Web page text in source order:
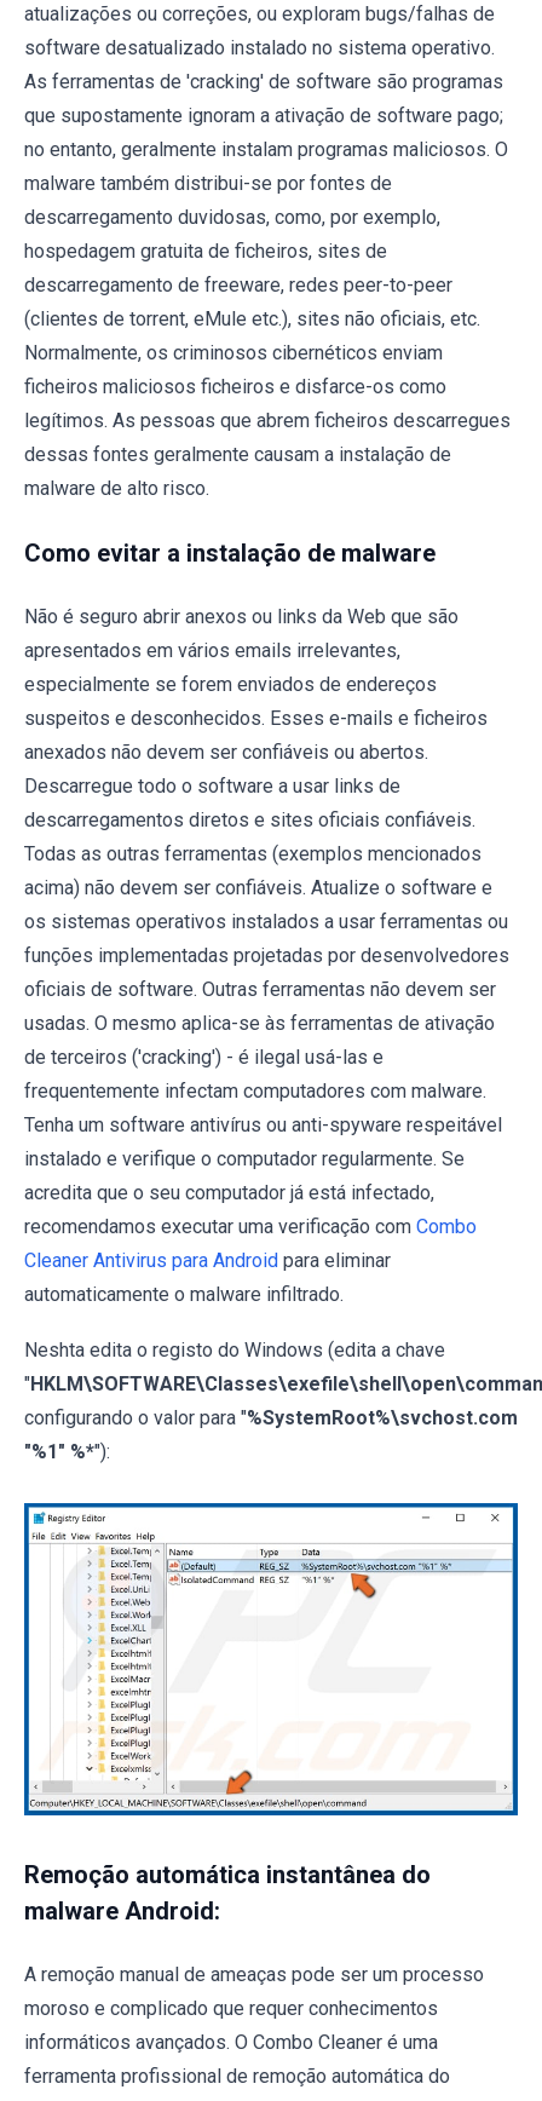
atualizações ou correções, ou exploram bugs/falhas de
software desatualizado instalado no sistema operativo.
As ferramentas de 'cracking' de software são programas
que supostamente ignoram a ativação de software pago;
no entanto, geralmente instalam programas maliciosos. O
malware também distribui-se por fontes de
descarregamento duvidosas, como, por exemplo,
hospedagem gratuita de ficheiros, sites de
descarregamento de freeware, redes peer-to-peer
(clientes de torrent, eMule etc.), sites não oficiais, etc.
Normalmente, os criminosos cibernéticos enviam
ficheiros maliciosos ficheiros e disfarce-os como
legítimos. As pessoas que abrem ficheiros descarregues
dessas fontes geralmente causam a instalação de
malware de alto risco.
Como evitar a instalação de malware
Não é seguro abrir anexos ou links da Web que são
apresentados em vários emails irrelevantes,
especialmente se forem enviados de endereços
suspeitos e desconhecidos. Esses e-mails e ficheiros
anexados não devem ser confiáveis ou abertos.
Descarregue todo o software a usar links de
descarregamentos diretos e sites oficiais confiáveis.
Todas as outras ferramentas (exemplos mencionados
acima) não devem ser confiáveis. Atualize o software e
os sistemas operativos instalados a usar ferramentas ou
funções implementadas projetadas por desenvolvedores
oficiais de software. Outras ferramentas não devem ser
usadas. O mesmo aplica-se às ferramentas de ativação
de terceiros ('cracking') - é ilegal usá-las e
frequentemente infectam computadores com malware.
Tenha um software antivírus ou anti-spyware respeitável
instalado e verifique o computador regularmente. Se
acredita que o seu computador já está infectado,
recomendamos executar uma verificação com Combo
Cleaner Antivirus para Android para eliminar
automaticamente o malware infiltrado.
Neshta edita o registo do Windows (edita a chave
"
configurando o valor para "%SystemRoot%\svchost.com
"%1" %*"):
Remoção automática instantânea do
malware Android:
A remoção manual de ameaças pode ser um processo
moroso e complicado que requer conhecimentos
informáticos avançados. O Combo Cleaner é uma
ferramenta profissional de remoção automática do